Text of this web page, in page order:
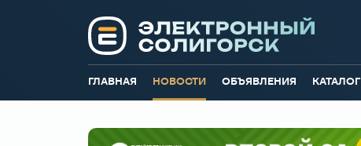
ГЛАВНАЯ НОВОСТИ ОБЪЯВЛЕНИЯ